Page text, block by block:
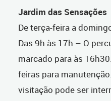
Jardim das Sensações
De terça-feira a
Das 9h às 17h – O
marcado para às
feiras para
visitação pode ser